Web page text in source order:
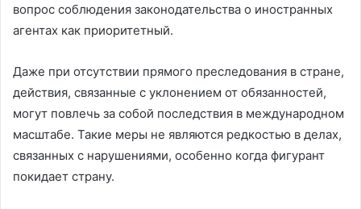
вопрос соблюдения законодательства о иностранных
агентах как приоритетный.
Даже при отсутствии прямого преследования в стране,
действия, связанные с уклонением от обязанностей,
могут повлечь за собой последствия в международном
масштабе. Такие меры не являются редкостью в делах,
связанных с нарушениями, особенно когда фигурант
покидает страну.